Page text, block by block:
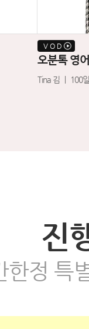
V O D
오분톡 영
Tina 김 ㅣ 100일
진
한정 특